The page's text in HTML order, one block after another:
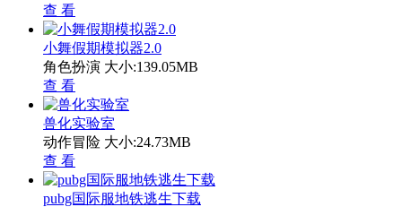
查 看
小舞假期模拟器2.0
角色扮演 大小:139.05MB
查 看
兽化实验室
动作冒险 大小:24.73MB
查 看
pubg国际服地铁逃生下载